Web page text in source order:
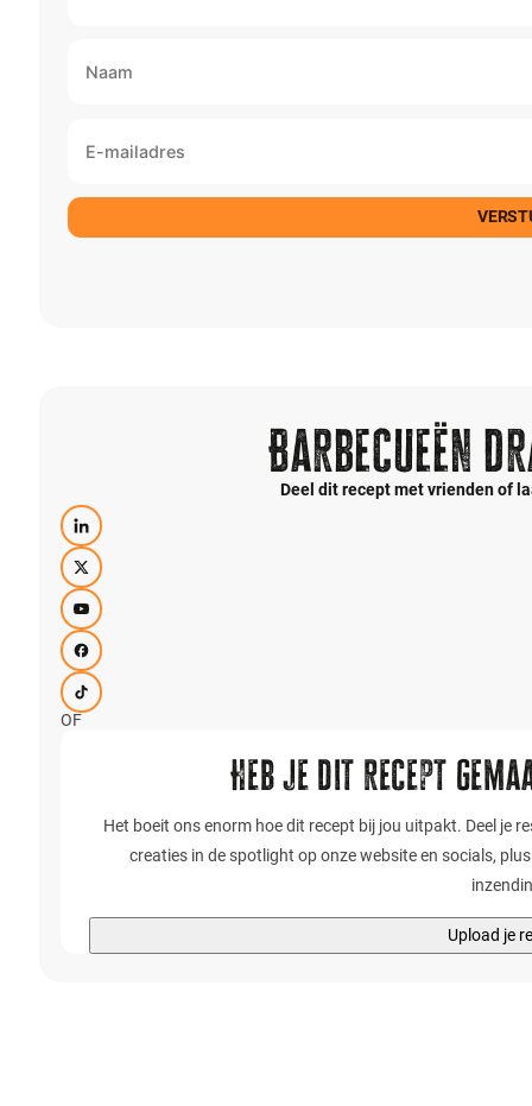
Barbecueën
Deel dit recept met vrienden of
OF
Heb je dit recept
Het boeit ons enorm hoe dit recept bij jou uitpakt. Deel je
creaties in de spotlight op onze website en socials,
Upload je